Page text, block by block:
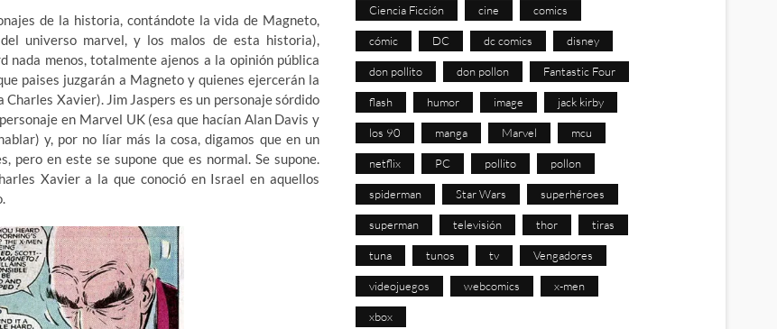
de la historia, contándote la vida de Magneto,
universo marvel, y los malos de esta historia),
menos, totalmente ajenos a la opinión pública
paises juzgarán a Magneto y quienes ejercerán la
Xavier). Jim Jaspers es un personaje sórdido
en Marvel UK (esa que hacían Alan Davis y
y, por no líar más la cosa, digamos que en un
en este se supone que es normal. Se supone.
Xavier a la que conoció en Israel en aquellos
Ciencia Ficción cine comics
cómic DC dc comics disney
don pollito don pollon Fantastic Four
flash humor image jack kirby
los 90 manga Marvel mcu
netflix PC pollito pollon
spiderman Star Wars superhéroes
superman televisión thor tiras
tuna tunos tv Vengadores
videojuegos webcomics x-men
xbox